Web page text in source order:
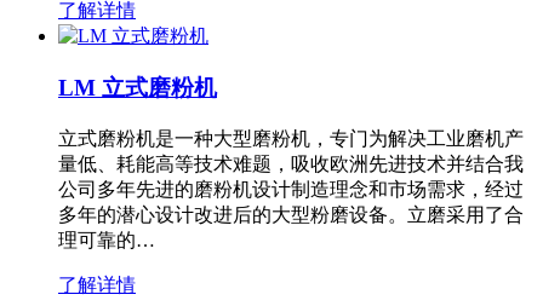
了解详情
LM 立式磨粉机
立式磨粉机是一种大型磨粉机，专门为解决工业磨机产
量低、耗能高等技术难题，吸收欧洲先进技术并结合我
公司多年先进的磨粉机设计制造理念和市场需求，经过
多年的潜心设计改进后的大型粉磨设备。立磨采用了合
理可靠的…
了解详情